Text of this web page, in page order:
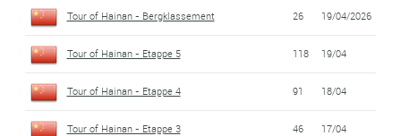
Tour of Hainan - Bergklassement 26 19/04/2026
Tour of Hainan - Etappe 5 118 19/04
Tour of Hainan - Etappe 4 91 18/04
Tour of Hainan - Etappe 3 46 17/04